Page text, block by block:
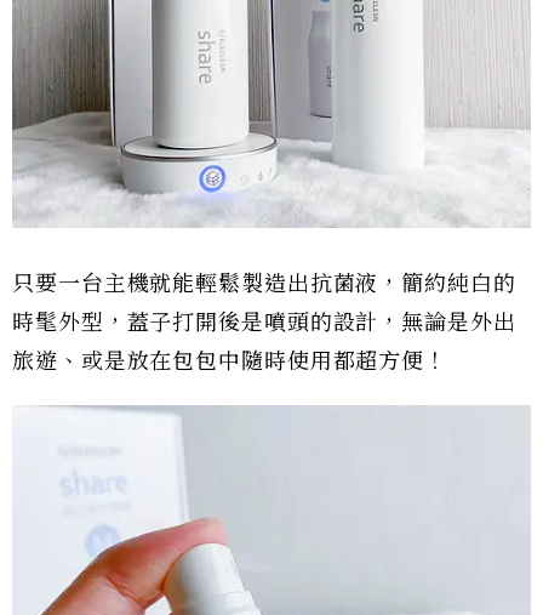
只要一台主機就能輕鬆製造出抗菌液，簡約純白的
時髦外型，蓋子打開後是噴頭的設計，無論是外出
旅遊、或是放在包包中隨時使用都超方便！